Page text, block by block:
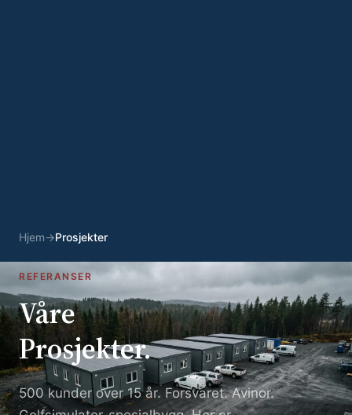
Hjem→Prosjekter
REFERANSER
Våre
Prosjekter.
500 kunder over 15 år. Forsvaret. Avinor.